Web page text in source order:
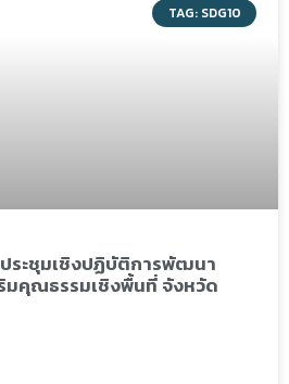
TAG: SDG10
ระชุมเชิงปฏิบัติการพัฒนา
มคุณธรรมเชิงพื้นที่ จังหวัด